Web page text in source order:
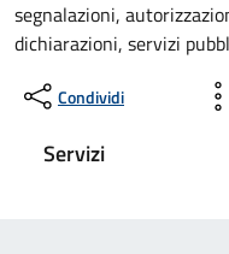
segnalazioni,
dichiarazioni, servizi
Condividi
Servizi